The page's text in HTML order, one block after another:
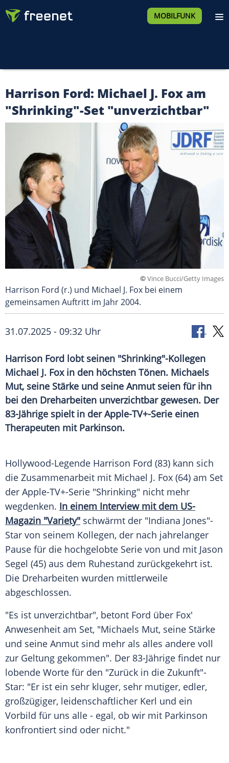
MOBILFUNK
Harrison Ford: Michael J. Fox am
"Shrinking"-Set "unverzichtbar"
©Vince Bucci/Getty Images
Harrison Ford (r.) und Michael J. Fox bei einem
gemeinsamen Auftritt im Jahr 2004.
31.07.2025 - 09:32 Uhr
Harrison Ford lobt seinen "Shrinking"-Kollegen
Michael J. Fox in den höchsten Tönen. Michaels
Mut, seine Stärke und seine Anmut seien für ihn
bei den Dreharbeiten unverzichtbar gewesen. Der
83-Jährige spielt in der Apple-TV+-Serie einen
Therapeuten mit Parkinson.
Hollywood-Legende Harrison Ford (83) kann sich
die Zusammenarbeit mit Michael J. Fox (64) am Set
der Apple-TV+-Serie "Shrinking" nicht mehr
wegdenken. In einem Interviewmit dem US-
Magazin "Variety" schwärmt der "Indiana Jones"-
Star von seinem Kollegen, der nach jahrelanger
Pause für die hochgelobte Serie von und mit Jason
Segel (45) aus dem Ruhestand zurückgekehrt ist.
Die Dreharbeiten wurden mittlerweile
abgeschlossen.
"Es ist unverzichtbar", betont Ford über Fox'
Anwesenheit am Set, "Michaels Mut, seine Stärke
und seine Anmut sind mehr als alles andere voll
zur Geltung gekommen". Der 83-Jährige findet nur
lobende Worte für den "Zurück in die Zukunft"-
Star: "Er ist ein sehr kluger, sehr mutiger, edler,
großzügiger, leidenschaftlicher Kerl und ein
Vorbild für uns alle - egal, ob wir mit Parkinson
konfrontiert sind oder nicht."